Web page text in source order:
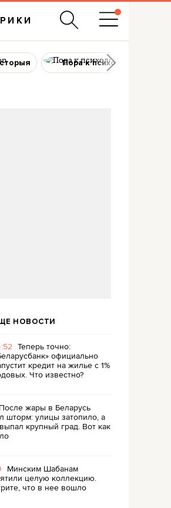
Пора к психологу
НОВОСТИ
Теперь точно:
официально
кредит на жилье с 1%
Что известно?
После жары в Беларусь
шторм: улицы затопило, а
крупный град. Вот как
Минским Шабанам
целую коллекцию.
что в нее вошло